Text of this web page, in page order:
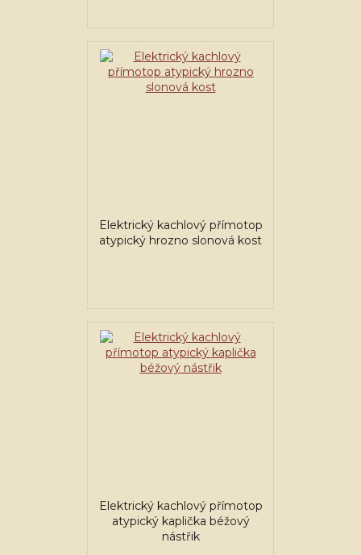
Elektrický kachlový přímotop
atypický hrozno slonová kost
Elektrický kachlový přímotop
atypický kaplička béžový
nástřik